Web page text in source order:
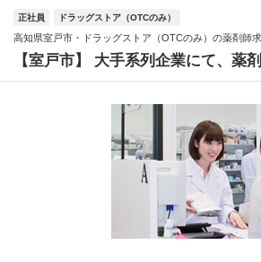
正社員 ドラッグストア（OTCのみ）
高知県室戸市・ドラッグストア（OTCのみ）の薬剤師
【室戸市】 大手系列企業にて、薬